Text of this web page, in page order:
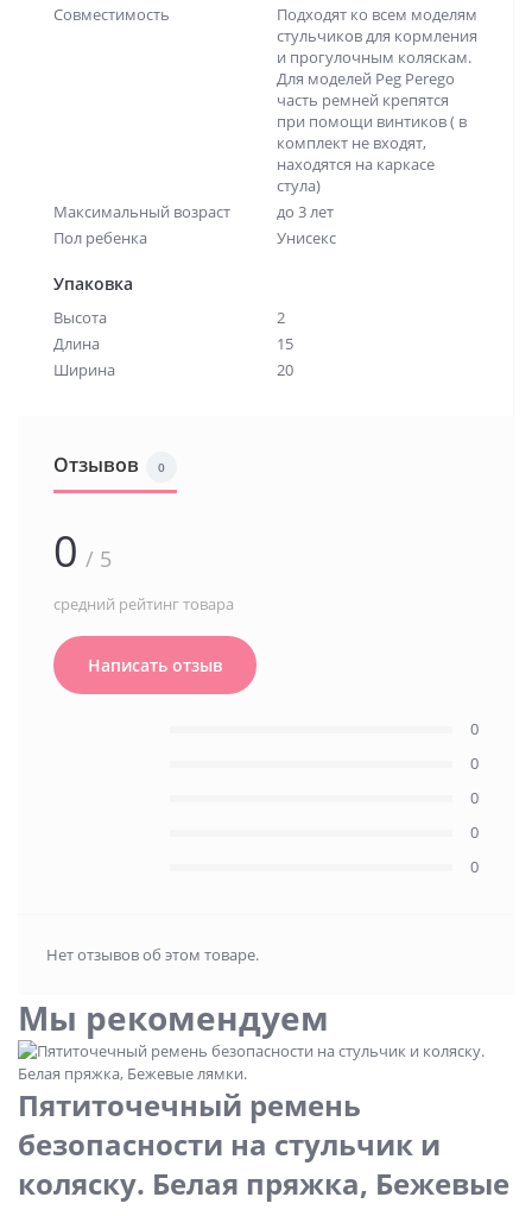
Совместимость
Подходят ко всем моделям
стульчиков для кормления
и прогулочным коляскам.
Для моделей Peg Perego
часть ремней крепятся
при помощи винтиков ( в
комплект не входят,
находятся на каркасе
стула)
Максимальный возраст
до 3 лет
Пол ребенка
Унисекс
Упаковка
Высота
2
Длина
15
Ширина
20
Отзывов 0
0 / 5
средний рейтинг товара
Написать отзыв
0
0
0
0
0
Нет отзывов об этом товаре.
Мы рекомендуем
Пятиточечный ремень
безопасности на стульчик и
коляску. Белая пряжка, Бежевые